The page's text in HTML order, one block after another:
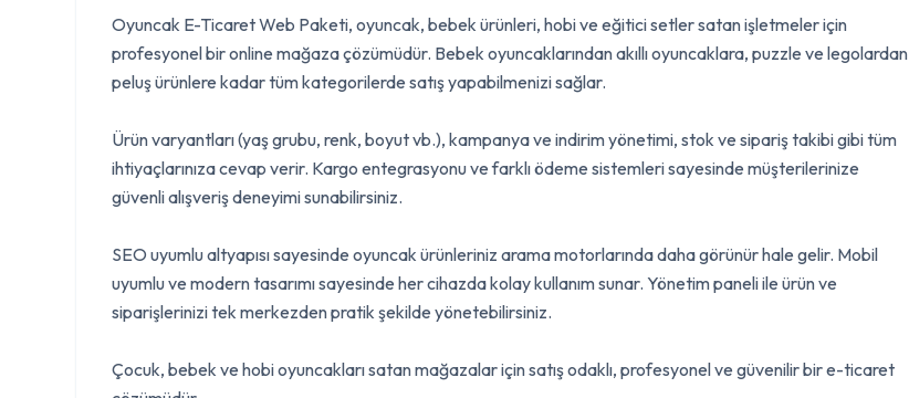
Oyuncak E-Ticaret Web Paketi, oyuncak, bebek ürünleri, hobi ve eğitici setler satan işletmeler için
profesyonel bir online mağaza çözümüdür. Bebek oyuncaklarından akıllı oyuncaklara, puzzle ve legolardan
peluş ürünlere kadar tüm kategorilerde satış yapabilmenizi sağlar.
Ürün varyantları (yaş grubu, renk, boyut vb.), kampanya ve indirim yönetimi, stok ve sipariş takibi gibi tüm
ihtiyaçlarınıza cevap verir. Kargo entegrasyonu ve farklı ödeme sistemleri sayesinde müşterilerinize
güvenli alışveriş deneyimi sunabilirsiniz.
SEO uyumlu altyapısı sayesinde oyuncak ürünleriniz arama motorlarında daha görünür hale gelir. Mobil
uyumlu ve modern tasarımı sayesinde her cihazda kolay kullanım sunar. Yönetim paneli ile ürün ve
siparişlerinizi tek merkezden pratik şekilde yönetebilirsiniz.
Çocuk, bebek ve hobi oyuncakları satan mağazalar için satış odaklı, profesyonel ve güvenilir bir e-ticaret